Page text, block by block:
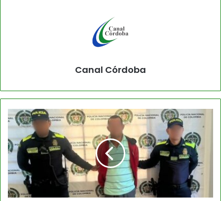
Canal Córdoba